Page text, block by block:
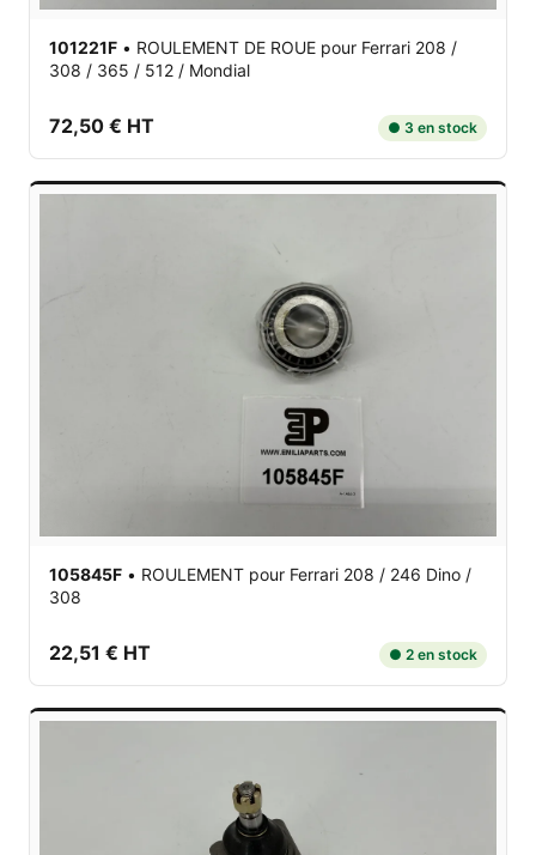
101221F • ROULEMENT DE ROUE pour Ferrari 208 /
308 / 365 / 512 / Mondial
72,50 € HT ● 3 en stock
105845F • ROULEMENT pour Ferrari 208 / 246 Dino /
308
22,51 € HT ● 2 en stock